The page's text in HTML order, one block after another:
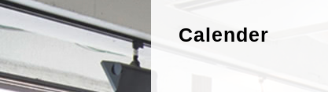
Calender